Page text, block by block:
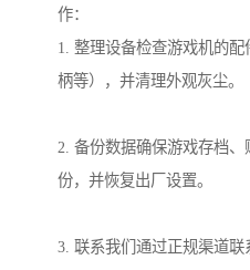
作：
1. 整理设备检查游戏机的
柄等），并清理外观灰尘。
2. 备份数据确保游戏存档
份，并恢复出厂设置。
3. 联系我们通过正规渠道